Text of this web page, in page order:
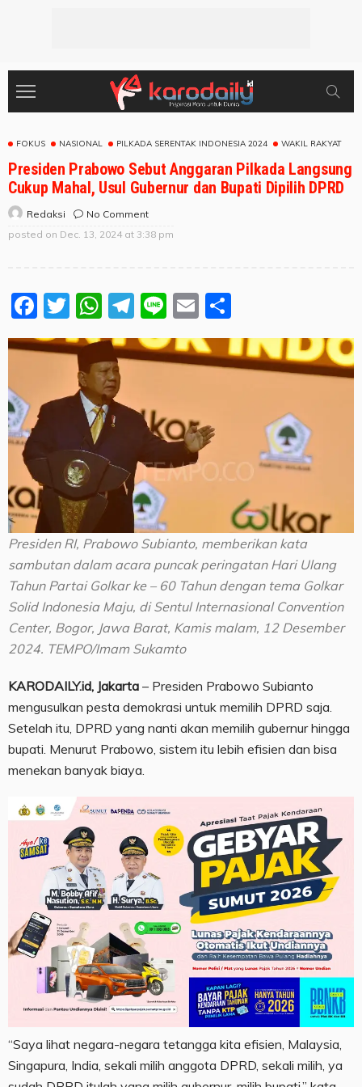
FOKUS NASIONAL PILKADA SERENTAK INDONESIA 2024 WAKIL RAKYAT
Presiden Prabowo Sebut Anggaran Pilkada Langsung
Cukup Mahal, Usul Gubernur dan Bupati Dipilih DPRD
Redaksi
No Comment
posted on Dec. 13, 2024 at 3:38 pm
Facebook
Twitter
WhatsApp
Telegram
LineEmail
Presiden RI, Prabowo Subianto, memberikan kata
sambutan dalam acara puncak peringatan Hari Ulang
Tahun Partai Golkar ke – 60 Tahun dengan tema Golkar
Solid Indonesia Maju, di Sentul Internasional Convention
Center, Bogor, Jawa Barat, Kamis malam, 12 Desember
2024. TEMPO/Imam Sukamto
KARODAILY.id, Jakarta – Presiden Prabowo Subianto
mengusulkan pesta demokrasi untuk memilih DPRD saja.
Setelah itu, DPRD yang nanti akan memilih gubernur hingga
bupati. Menurut Prabowo, sistem itu lebih efisien dan bisa
menekan banyak biaya.
“Saya lihat negara-negara tetangga kita efisien, Malaysia,
Singapura, India, sekali milih anggota DPRD, sekali milih, ya